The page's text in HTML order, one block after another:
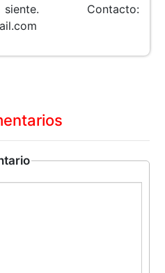
Contacto: